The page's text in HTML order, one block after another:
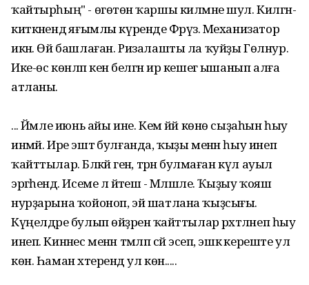
ҡайтырһың" - өгөтөнә ҡаршы килмәне шул. Килгән-
киткәнендә яғымлы күренде Фәрүәз. Механизатор
икән. Өй башлаған. Ризалашты ла ҡуйҙы Гөлнур.
Ике-өс көнләп кенә белгән ир кешегә ышанып алға
атланы.
... Йәмле июнь айы ине. Кем йәй көнө сыҙаһын һыу
инмәй. Ире эштә булғанда, ҡыҙы менән һыу инеп
ҡайттылар. Бәләкәй генә, тәрән булмаған күл ауыл
эргәһендә. Исеме лә йәтеш - Мәләшле. Ҡыҙыу ҡояш
нурҙарына ҡойоноп, эй шатлана ҡыҙсығы.
Күңелдәре булып өйҙәренә ҡайттылар рәхәтләнеп һыу
инеп. Кинәнес менән тәмләп сәй эсеп, эшкә кереште ул
көн. Һаман хәтерендә ул көн.....